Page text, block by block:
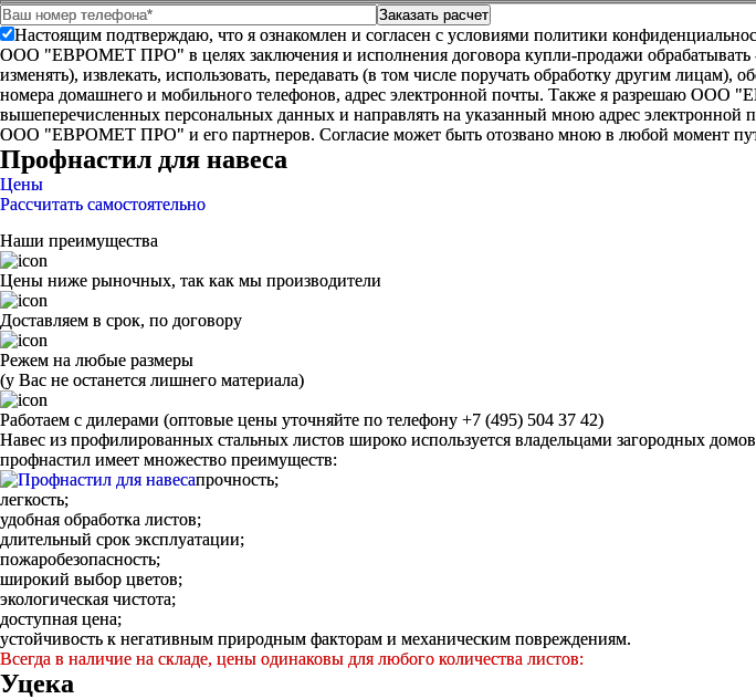
Настоящим подтверждаю, что я ознакомлен и согласен с условиями политики
ООО "ЕВРОМЕТ ПРО" в целях заключения и исполнения договора купли-продажи обрабатывать -
изменять), извлекать, использовать, передавать (в том числе поручать обработку другим
номера домашнего и мобильного телефонов, адрес электронной почты. Также я разрешаю ООО
вышеперечисленных персональных данных и направлять на указанный мною адрес
ООО "ЕВРОМЕТ ПРО" и его партнеров. Согласие может быть отозвано мною в любой момент
Профнастил для навеса
Цены
Рассчитать самостоятельно
Наши преимущества
Цены ниже рыночных, так как мы производители
Доставляем в срок, по договору
Режем на любые размеры
(у Вас не останется лишнего материала)
Работаем с дилерами (оптовые цены уточняйте по телефону +7 (495) 504 37 42)
Навес из профилированных стальных листов широко используется владельцами загородных
профнастил имеет множество преимуществ:
прочность;
легкость;
удобная обработка листов;
длительный срок эксплуатации;
пожаробезопасность;
широкий выбор цветов;
экологическая чистота;
доступная цена;
устойчивость к негативным природным факторам и механическим повреждениям.
Всегда в наличие на складе, цены одинаковы для любого количества листов:
Уцека